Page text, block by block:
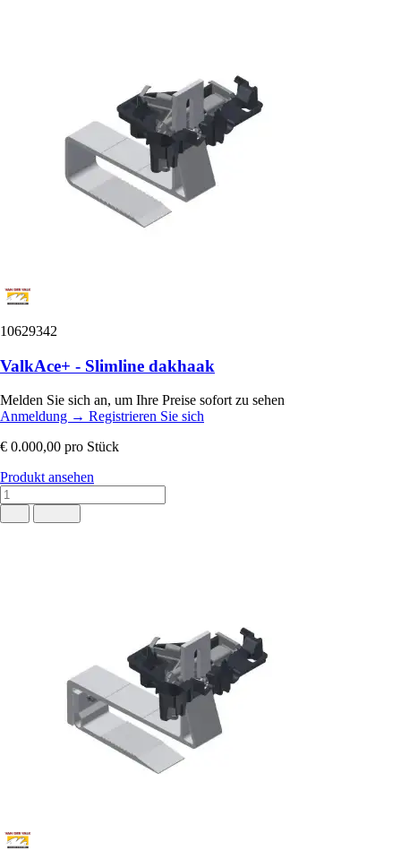
10629342
ValkAce+ - Slimline dakhaak
Melden Sie sich an, um Ihre Preise sofort zu sehen
Anmeldung → Registrieren Sie sich
€ 0.000,00 pro Stück
Produkt ansehen